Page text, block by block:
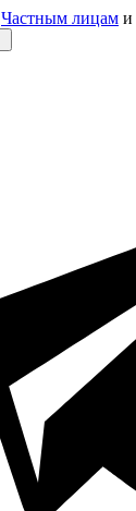
Частным лицам и